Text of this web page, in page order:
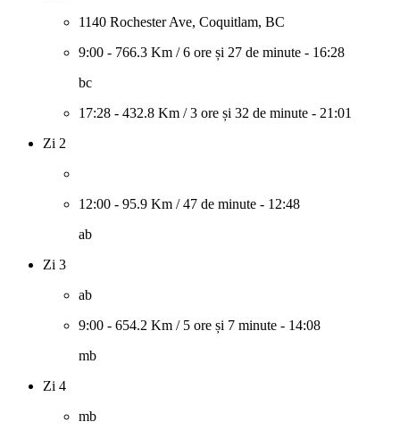
1140 Rochester Ave, Coquitlam, BC
9:00 - 766.3 Km /6 ore și 27 de minute - 16:28
bc
17:28 - 432.8 Km /3 ore și 32 de minute - 21:01
Zi 2
12:00 - 95.9 Km /47 de minute - 12:48
ab
Zi 3
ab
9:00 - 654.2 Km / 5 ore și 7 minute - 14:08
mb
Zi 4
mb